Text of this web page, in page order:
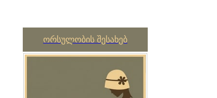
ორსულობის შესახებ